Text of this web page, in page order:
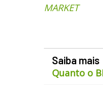
MARKET
Saiba mais
Quanto o